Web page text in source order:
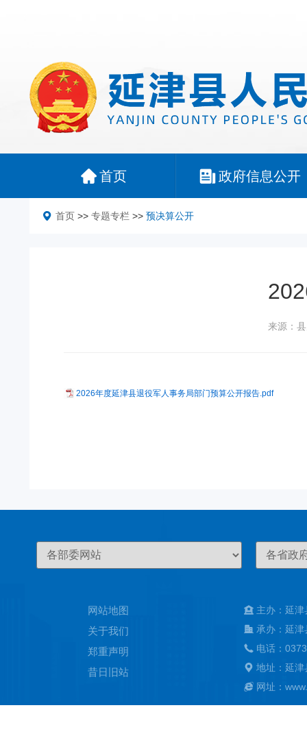
首页 政府信息公开
首页 >> 专题专栏 >> 预决算公开
来源：
2026年度延津县退役军人事务局部门预算公开报告.pdf
网站地图
关于我们
郑重声明
昔日旧站
主办：延
承办：延
电话：
地址：延
网址：